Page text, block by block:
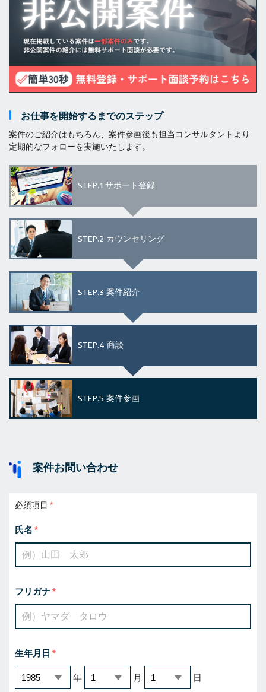
お仕事を開始するまでのステップ
案件のご紹介はもちろん、案件参画後も担当コンサルタントより
定期的なフォローを実施いたします。
STEP.1 サポート登録
STEP.2 カウンセリング
STEP.3 案件紹介
STEP.4 商談
STEP.5 案件参画
案件お問い合わせ
必須項目
氏名
フリガナ
生年月日
年 月 日